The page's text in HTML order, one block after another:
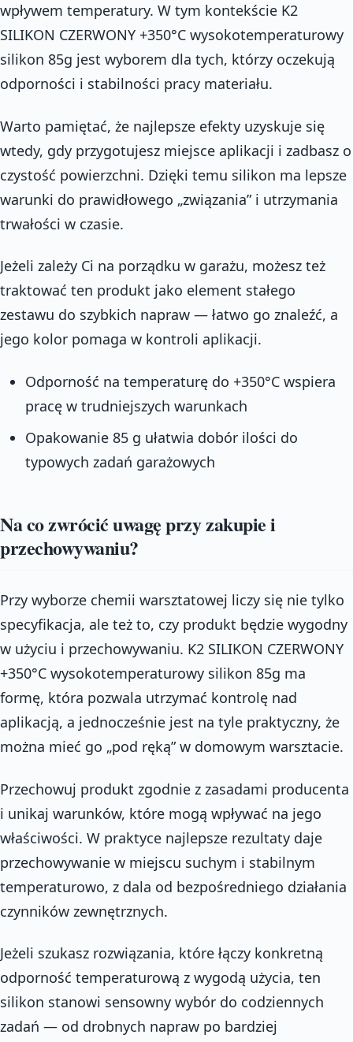
wpływem temperatury. W tym kontekście K2
SILIKON CZERWONY +350°C wysokotemperaturowy
silikon 85g jest wyborem dla tych, którzy oczekują
odporności i stabilności pracy materiału.
Warto pamiętać, że najlepsze efekty uzyskuje się
wtedy, gdy przygotujesz miejsce aplikacji i zadbasz o
czystość powierzchni. Dzięki temu silikon ma lepsze
warunki do prawidłowego „związania” i utrzymania
trwałości w czasie.
Jeżeli zależy Ci na porządku w garażu, możesz też
traktować ten produkt jako element stałego
zestawu do szybkich napraw — łatwo go znaleźć, a
jego kolor pomaga w kontroli aplikacji.
Odporność na temperaturę do +350°C wspiera
pracę w trudniejszych warunkach
Opakowanie 85 g ułatwia dobór ilości do
typowych zadań garażowych
Na co zwrócić uwagę przy zakupie i
przechowywaniu?
Przy wyborze chemii warsztatowej liczy się nie tylko
specyfikacja, ale też to, czy produkt będzie wygodny
w użyciu i przechowywaniu. K2 SILIKON CZERWONY
+350°C wysokotemperaturowy silikon 85g ma
formę, która pozwala utrzymać kontrolę nad
aplikacją, a jednocześnie jest na tyle praktyczny, że
można mieć go „pod ręką” w domowym warsztacie.
Przechowuj produkt zgodnie z zasadami producenta
i unikaj warunków, które mogą wpływać na jego
właściwości. W praktyce najlepsze rezultaty daje
przechowywanie w miejscu suchym i stabilnym
temperaturowo, z dala od bezpośredniego działania
czynników zewnętrznych.
Jeżeli szukasz rozwiązania, które łączy konkretną
odporność temperaturową z wygodą użycia, ten
silikon stanowi sensowny wybór do codziennych
zadań — od drobnych napraw po bardziej